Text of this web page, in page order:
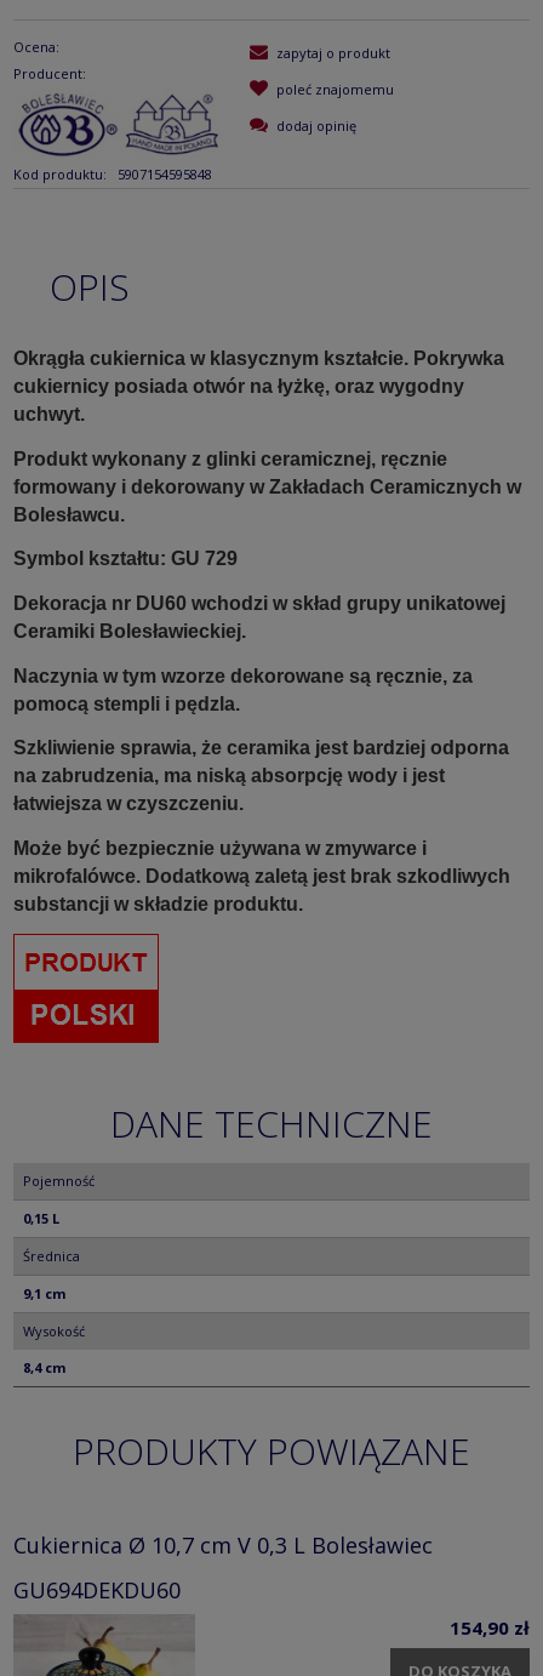
Ocena:
Producent:
Kod produktu: 5907154595848
zapytaj o produkt
poleć znajomemu
dodaj opinię
OPIS
Okrągła cukiernica w klasycznym kształcie. Pokrywka
cukiernicy posiada otwór na łyżkę, oraz wygodny
uchwyt.
Produkt wykonany z glinki ceramicznej, ręcznie
formowany i dekorowany w Zakładach Ceramicznych w
Bolesławcu.
Symbol kształtu: GU 729
Dekoracja nr DU60 wchodzi w skład grupy unikatowej
Ceramiki Bolesławieckiej.
Naczynia w tym wzorze dekorowane są ręcznie, za
pomocą stempli i pędzla.
Szkliwienie sprawia, że ceramika jest bardziej odporna
na zabrudzenia, ma niską absorpcję wody i jest
łatwiejsza w czyszczeniu.
Może być bezpiecznie używana w zmywarce i
mikrofalówce. Dodatkową zaletą jest brak szkodliwych
substancji w składzie produktu.
DANE TECHNICZNE
Pojemność
0,15 L
Średnica
9,1 cm
Wysokość
8,4 cm
PRODUKTY POWIĄZANE
Cukiernica Ø 10,7 cm V 0,3 L Bolesławiec
GU694DEKDU60
154,90 zł
DO KOSZYKA